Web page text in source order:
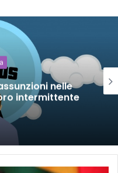
nelle
intermittente